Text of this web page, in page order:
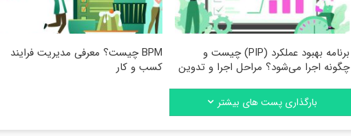
برنامه بهبود عملکرد (PIP) چیست و
چگونه اجرا می‌شود؟ مراحل اجرا و تدوین
BPM چیست؟ معرفی مدیریت فرایند
کسب و کار
بارگذاری پست های بیشتر